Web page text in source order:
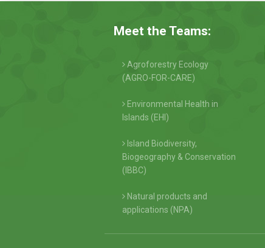
Meet the Teams:
Agroforestry Ecology
(AGRO-FOR-CARE)
Environmental Health in
Islands (EHI)
Island Biodiversity,
Biogeography & Conservation
(IBBC)
Natural products and
applications (NPA)